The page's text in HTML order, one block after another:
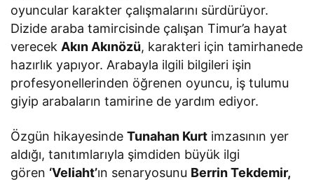
oyuncular karakter çalışmalarını sürdürüyor.
Dizide araba tamircisinde çalışan Timur’a hayat
verecek Akın Akınözü, karakteri için tamirhanede
hazırlık yapıyor. Arabayla ilgili bilgileri işin
profesyonellerinden öğrenen oyuncu, iş tulumu
giyip arabaların tamirine de yardım ediyor.
Özgün hikayesindeTunahan Kurt imzasının yer
aldığı, tanıtımlarıyla şimdiden büyük ilgi
gören ‘Veliaht’ın senaryosunu Berrin Tekdemir,